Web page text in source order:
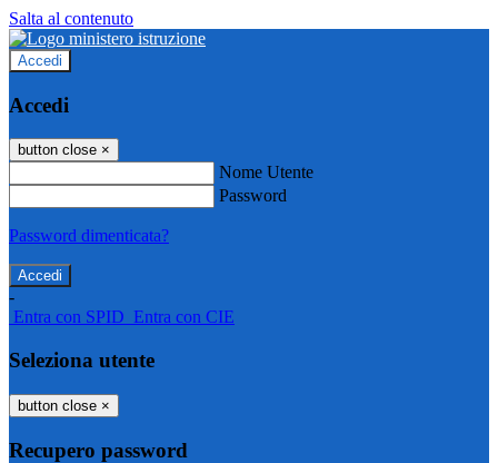
Salta al contenuto
Accedi
Accedi
button close ×
Nome Utente
Password
Password dimenticata?
-
Entra con SPID Entra con CIE
Seleziona utente
button close ×
Recupero password